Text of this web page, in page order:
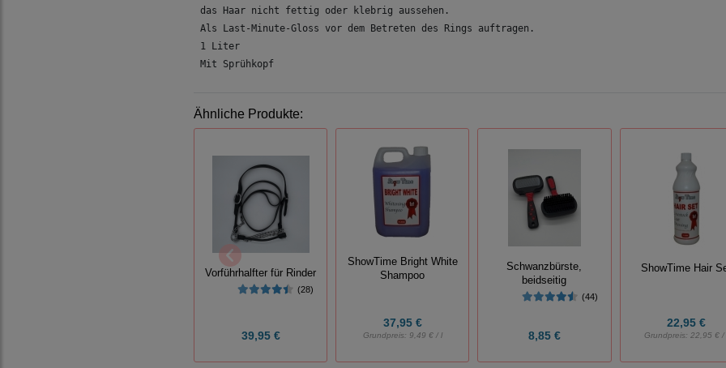
das Haar nicht fettig oder klebrig aussehen.
Als Last-Minute-Gloss vor dem Betreten des Rings auftragen.
1 Liter
Mit Sprühkopf
Ähnliche Produkte:
Vorführhalfter für Rinder
(28)
39,95 €
ShowTime Bright White
Shampoo
37,95 €
Grundpreis: 9,49 € / l
Schwanzbürste,
beidseitig
(44)
8,85 €
ShowTime Hair
22,95 €
Grundpreis:22,95 € /